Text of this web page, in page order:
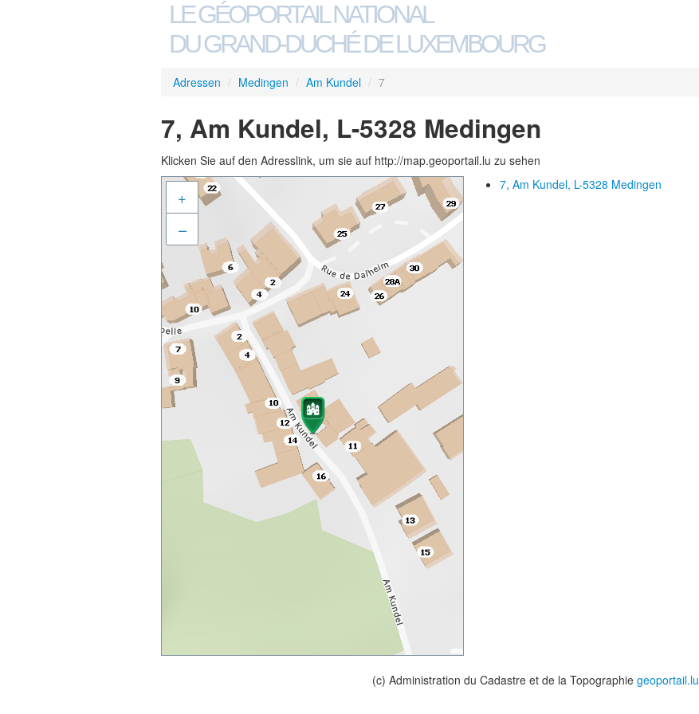
LE GÉOPORTAIL NATIONAL
DU GRAND-DUCHÉ DE LUXEMBOURG
Adressen / Medingen / Am Kundel / 7
7, Am Kundel, L-5328 Medingen
Klicken Sie auf den Adresslink, um sie auf http://map.geoportail.lu zu sehen
+
–
7, Am Kundel, L-5328 Medingen
(c) Administration du Cadastre et de la Topographie geoportail.lu